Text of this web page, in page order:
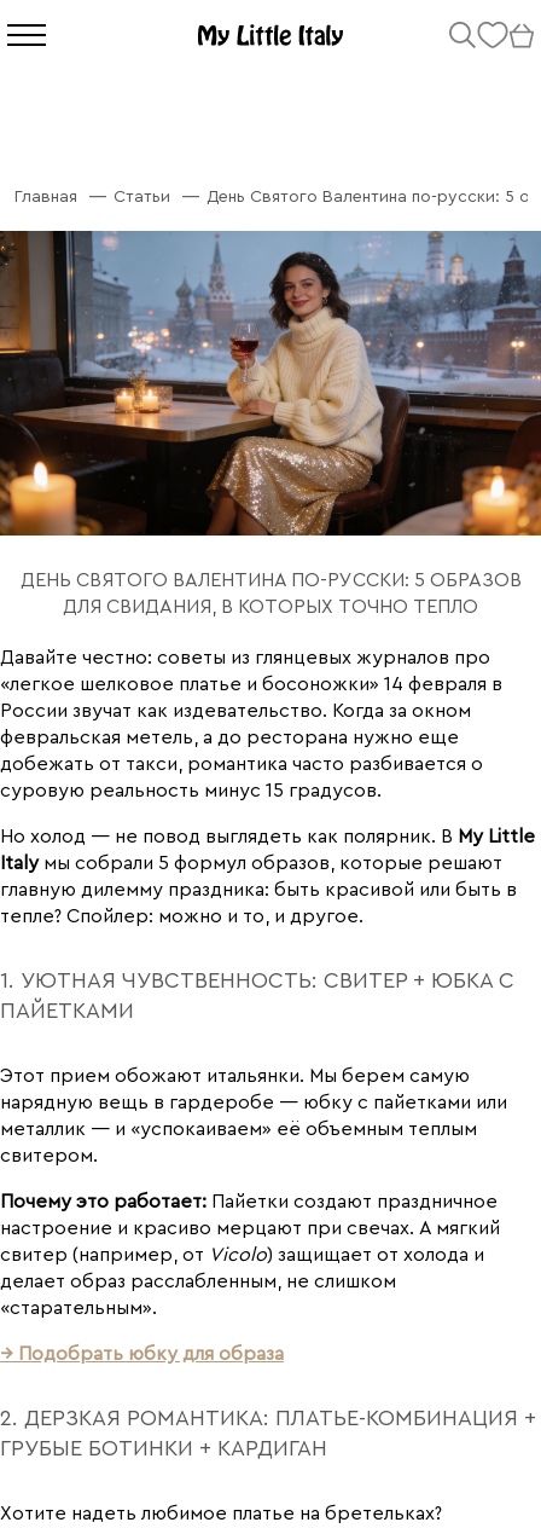
Главная Статьи День Святого Валентина по-русски: 5
ДЕНЬ СВЯТОГО ВАЛЕНТИНА ПО-РУССКИ: 5 ОБРАЗОВ
ДЛЯ СВИДАНИЯ, В КОТОРЫХ ТОЧНО ТЕПЛО
Давайте честно: советы из глянцевых журналов про
«легкое шелковое платье и босоножки» 14 февраля в
России звучат как издевательство. Когда за окном
февральская метель, а до ресторана нужно еще
добежать от такси, романтика часто разбивается о
суровую реальность минус 15 градусов.
Но холод — не повод выглядеть как полярник. В My Little
Italyмы собрали 5 формул образов, которые решают
главную дилемму праздника: быть красивой или быть в
тепле? Спойлер: можно и то, и другое.
1. УЮТНАЯ ЧУВСТВЕННОСТЬ: СВИТЕР + ЮБКА С
ПАЙЕТКАМИ
Этот прием обожают итальянки. Мы берем самую
нарядную вещь в гардеробе — юбку с пайетками или
металлик — и «успокаиваем» её объемным теплым
свитером.
Почему это работает: Пайетки создают праздничное
настроение и красиво мерцают при свечах. А мягкий
свитер (например, от Vicolo) защищает от холода и
делает образ расслабленным, не слишком
«старательным».
→ Подобрать юбку для образа
2. ДЕРЗКАЯ РОМАНТИКА: ПЛАТЬЕ-КОМБИНАЦИЯ +
ГРУБЫЕ БОТИНКИ + КАРДИГАН
Хотите надеть любимое платье на бретельках?